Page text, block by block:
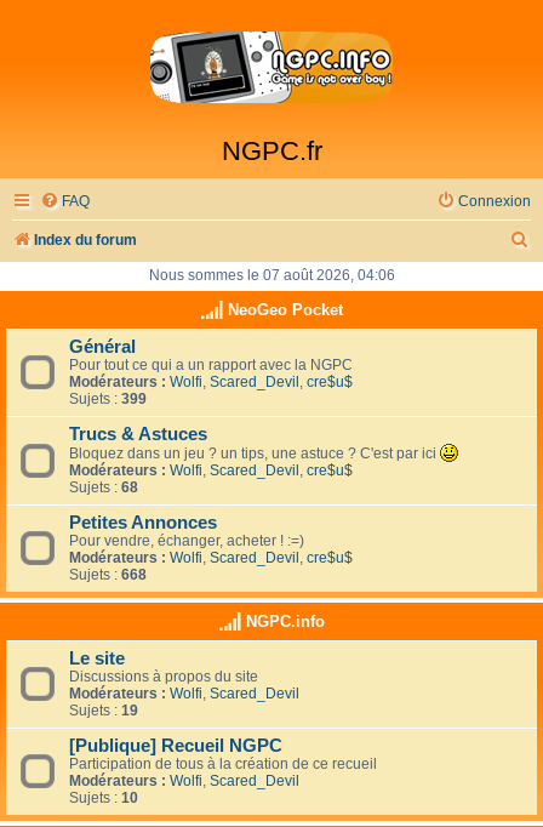
NGPC.fr
FAQ Connexion
Index du forum
h
Nous sommes le 07 août 2026, 04:06
NeoGeo Pocket
Général
Pour tout ce qui a un rapport avec la NGPC
Modérateurs : Wolfi, Scared_Devil , cre$u$
Sujets : 399
Trucs & Astuces
Bloquez dans un jeu ? un tips, une astuce ? C'est par ici
Modérateurs : Wolfi, Scared_Devil , cre$u$
Sujets : 68
Petites Annonces
Pour vendre, échanger, acheter ! :=)
Modérateurs : Wolfi, Scared_Devil , cre$u$
Sujets : 668
NGPC.info
Le site
Discussions à propos du site
Modérateurs : Wolfi, Scared_Devil
Sujets : 19
[Publique] Recueil NGPC
Participation de tous à la création de ce recueil
Modérateurs : Wolfi, Scared_Devil
Sujets : 10